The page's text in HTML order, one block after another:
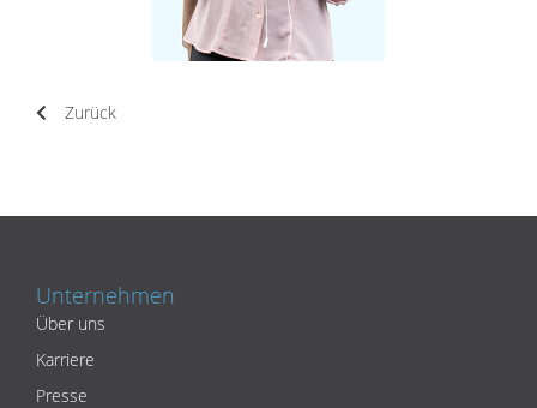
Zurück
Unternehmen
Über uns
Karriere
Presse